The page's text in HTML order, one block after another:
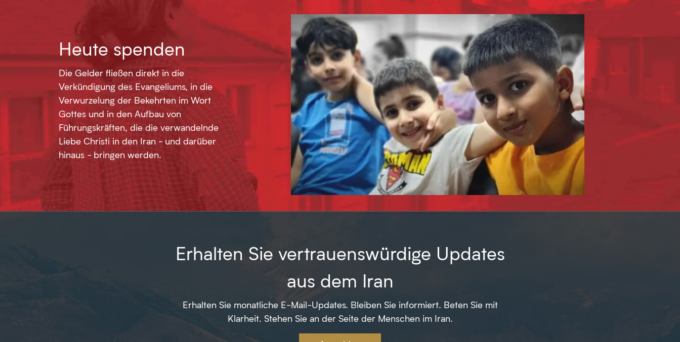
Heute spenden
Die Gelder fließen direkt in die
Verkündigung des Evangeliums, in die
Verwurzelung der Bekehrten im Wort
Gottes und in den Aufbau von
Führungskräften, die die verwandelnde
Liebe Christi in den Iran - und darüber
hinaus - bringen werden.
Erhalten Sie vertrauenswürdige Updates
aus dem Iran
Erhalten Sie monatliche E-Mail-Updates. Bleiben Sie informiert. Beten Sie mit
Klarheit. Stehen Sie an der Seite der Menschen im Iran.